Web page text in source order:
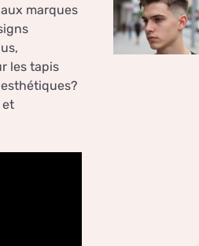
marques
les tapis
et